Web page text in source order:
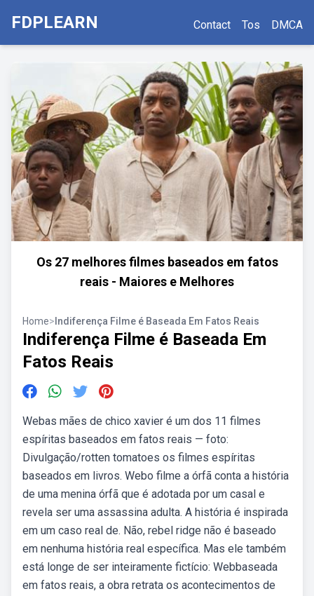
FDPLEARN Contact Tos DMCA
Os 27 melhores filmes baseados em fatos
reais - Maiores e Melhores
Home> Indiferença Filme é Baseada Em Fatos Reais
Indiferença Filme é Baseada Em
Fatos Reais
Webas mães de chico xavier é um dos 11 filmes
espíritas baseados em fatos reais — foto:
Divulgação/rotten tomatoes os filmes espíritas
baseados em livros. Webo filme a órfã conta a história
de uma menina órfã que é adotada por um casal e
revela ser uma assassina adulta. A história é inspirada
em um caso real de. Não, rebel ridge não é baseado
em nenhuma história real específica. Mas ele também
está longe de ser inteiramente fictício: Webbaseada
em fatos reais, a obra retrata os acontecimentos de